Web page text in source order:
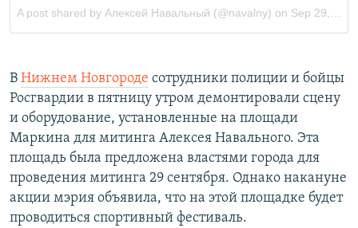
В Нижнем Новгороде сотрудники полиции и бойцы
Росгвардии в пятницу утром демонтировали сцену
и оборудование, установленные на площади
Маркина для митинга Алексея Навального. Эта
площадь была предложена властями города для
проведения митинга 29 сентября. Однако накануне
акции мэрия объявила, что на этой площадке будет
проводиться спортивный фестиваль.